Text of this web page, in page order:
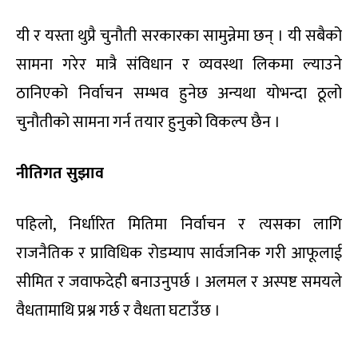
यी र यस्ता थुप्रै चुनौती सरकारका सामुन्नेमा छन् । यी सबैको
सामना गरेर मात्रै संविधान र व्यवस्था लिकमा ल्याउने
ठानिएको निर्वाचन सम्भव हुनेछ अन्यथा योभन्दा ठूलो
चुनौतीको सामना गर्न तयार हुनुको विकल्प छैन ।
नीतिगत सुझाव
पहिलो, निर्धारित मितिमा निर्वाचन र त्यसका लागि
राजनैतिक र प्राविधिक रोडम्याप सार्वजनिक गरी आफूलाई
सीमित र जवाफदेही बनाउनुपर्छ । अलमल र अस्पष्ट समयले
वैधतामाथि प्रश्न गर्छ र वैधता घटाउँछ ।